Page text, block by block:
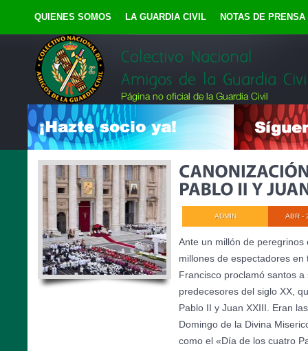
QUIENES SOMOS LA GUARDIA CIVIL NOTAS DE PRENSA
ABR -
ADMIN
Ante un millón de peregrinos
millones de espectadores
Francisco proclamó santos
predecesores del siglo XX,
Pablo II y Juan XXIII. Eran
Domingo de la Divina
como el «Día de los cuatro